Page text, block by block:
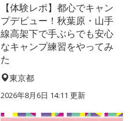
【体験レポ】都心でキャン
プデビュー！秋葉原・山手
線高架下で手ぶらでも安心
なキャンプ練習をやってみ
た
東京都
2026年8月6日 14:11 更新